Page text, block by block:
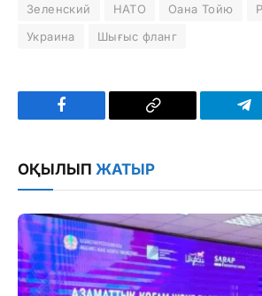
Зеленский
НАТО Оана Тойю
Украина
Шығыс фланг
Facebook
Copy
ОҚЫЛЫП ЖАТЫР